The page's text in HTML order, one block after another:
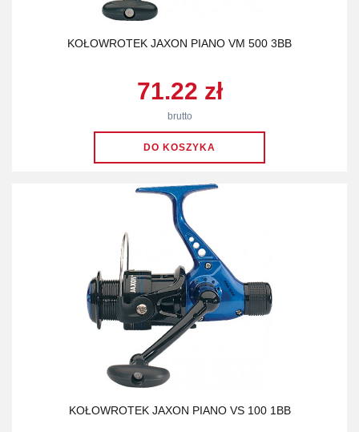
KOŁOWROTEK JAXON PIANO VM 500 3BB
71.22 zł
brutto
KOŁOWROTEK JAXON PIANO VS 100 1BB